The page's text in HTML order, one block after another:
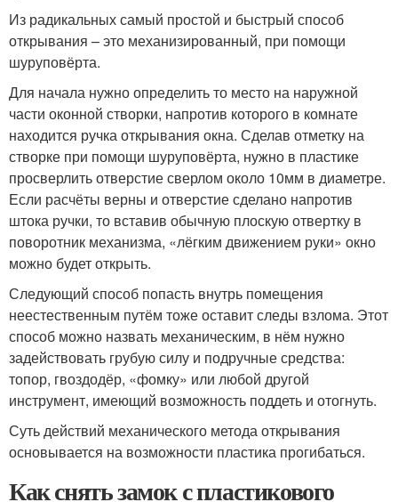
Из радикальных самый простой и быстрый способ
открывания – это механизированный, при помощи
шуруповёрта.
Для начала нужно определить то место на наружной
части оконной створки, напротив которого в комнате
находится ручка открывания окна. Сделав отметку на
створке при помощи шуруповёрта, нужно в пластике
просверлить отверстие сверлом около 10мм в диаметре.
Если расчёты верны и отверстие сделано напротив
штока ручки, то вставив обычную плоскую отвертку в
поворотник механизма, «лёгким движением руки» окно
можно будет открыть.
Следующий способ попасть внутрь помещения
неестественным путём тоже оставит следы взлома. Этот
способ можно назвать механическим, в нём нужно
задействовать грубую силу и подручные средства:
топор, гвоздодёр, «фомку» или любой другой
инструмент, имеющий возможность поддеть и отогнуть.
Суть действий механического метода открывания
основывается на возможности пластика прогибаться.
Как снять замок с пластикового